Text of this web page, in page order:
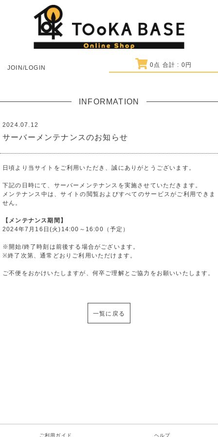
JOIN/LOGIN 0 点 合計 : 0円
INFORMATION
2024.07.12
サーバーメンテナンスのお知らせ
日頃より当サイトをご利用いただき、誠にありがとうございます。
下記の日時にて、サーバーメンテナンスを実施させていただきます。
メンテナンス中は、サイトの閲覧およびすべてのサービスがご利用できま
せん。
【メンテナンス期間】
2024年7月16日(火)14:00～16:00（予定）
※開始/終了時刻は前後する場合がございます。
※終了次第、通常どおりご利用いただけます。
ご不便をおかけいたしますが、何卒ご理解とご協力をお願いいたします。
一覧に戻る
ご利用ガイド ヘルプ